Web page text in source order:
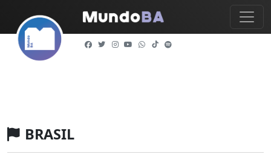
BRASIL